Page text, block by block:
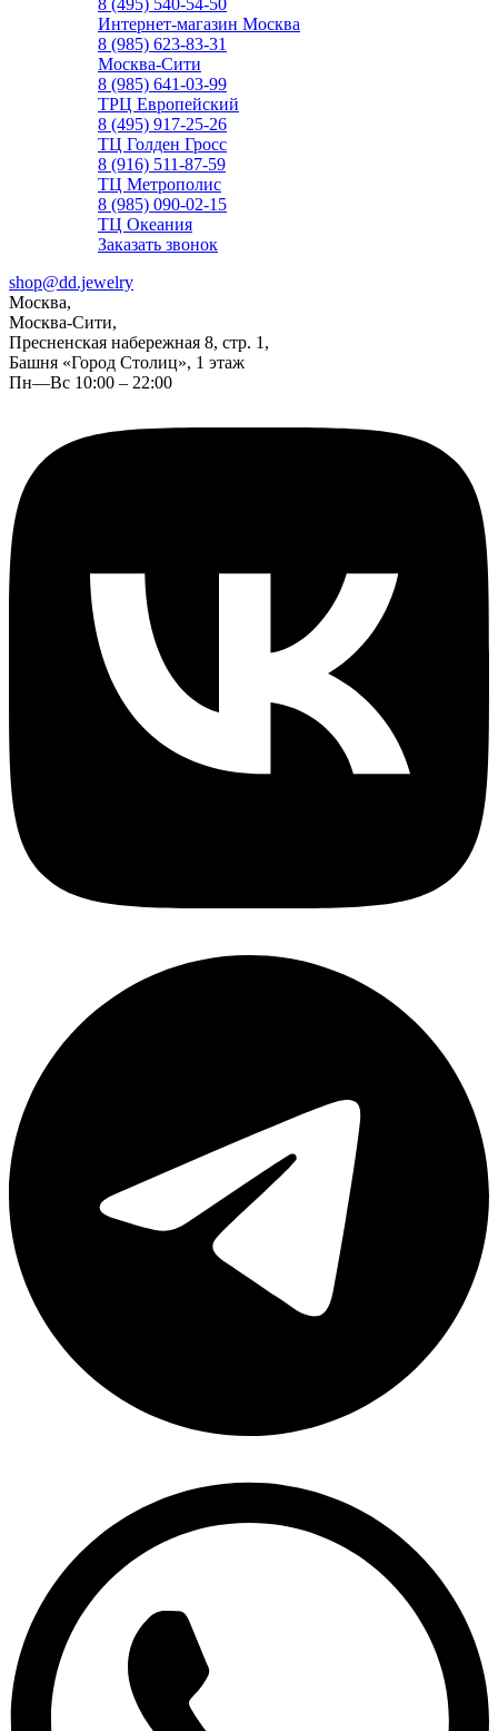
8 (495) 540-54-50
Интернет-магазин Москва
8 (985) 623-83-31
Москва-Сити
8 (985) 641-03-99
ТРЦ Европейский
8 (495) 917-25-26
ТЦ Голден Гросс
8 (916) 511-87-59
ТЦ Метрополис
8 (985) 090-02-15
ТЦ Океания
Заказать звонок
shop@dd.jewelry
Москва,
Москва-Сити,
Пресненская набережная 8, стр. 1,
Башня «Город Столиц», 1 этаж
Пн—Вс 10:00 – 22:00